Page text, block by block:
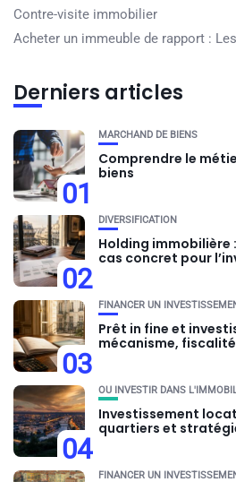
Contre-visite immobilier
Acheter un immeuble de rapport :
Derniers articles
01
MARCHAND DE BIENS
Comprendre le
biens
02
DIVERSIFICATION
Holding
cas concret pour
03
FINANCER UN
Prêt in fine et
mécanisme,
04
OU INVESTIR DANS
Investissement
quartiers et
FINANCER UN